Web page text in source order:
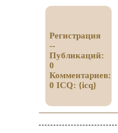
Регистрация
--
Публикаций:
0
Комментариев:
0 ICQ: {icq}